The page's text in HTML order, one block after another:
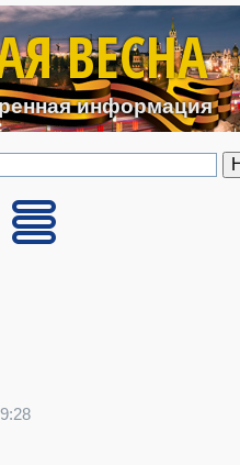
Перейти к основному
ВЕСНА
информация